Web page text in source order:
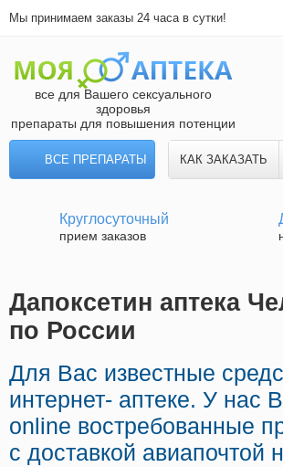
Мы принимаем заказы 24 часа в сутки!
все для Вашего сексуального
здоровья
препараты для повышения потенции
ВСЕ ПРЕПАРАТЫ КАК ЗАКАЗАТЬ
Круглосуточный
прием заказов
Дапоксетин аптека
по России
Для Вас известные
интернет- аптеке. У нас
online востребованные
с доставкой авиапочтой